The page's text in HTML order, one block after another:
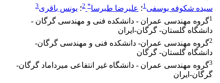
سیده شکوفه یوسفی1؛ علیرضا طبرسا*
2؛ یونس باقری3
1گروه مهندسی عمران - دانشکده فنی و مهندسی گرگان -
دانشگاه گلستان- گرگان-ایران
2گروه مهندسی عمران- دانشکده فنی و مهندسی گرگان-
دانشگاه گلستان- گرگان
3گروه مهندسی عمران - دانشگاه غیر انتفاعی میرداماد گرگان-
گرگان-ایران